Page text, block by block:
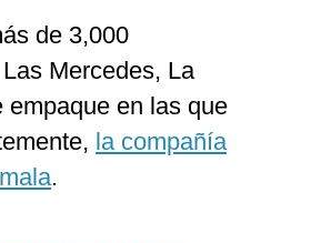
de 3,000
Mercedes, La
en las que
la compañía
.